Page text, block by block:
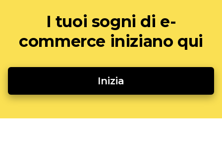
I tuoi sogni di e-
commerce iniziano qui
Inizia